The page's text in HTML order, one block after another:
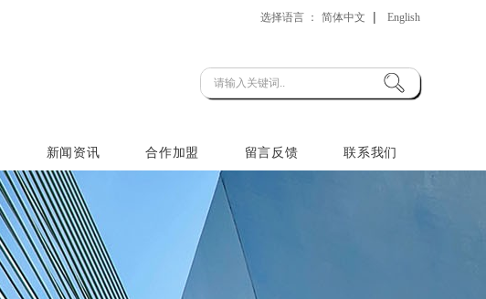
选择语言 ： 简体中文 | English
新闻资讯 合作加盟 留言反馈 联系我们